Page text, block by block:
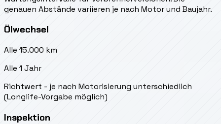
genauen Abstände variieren je nach Motor und Baujahr.
Ölwechsel
Alle 15.000 km
Alle 1 Jahr
Richtwert - je nach Motorisierung unterschiedlich
(Longlife-Vorgabe möglich)
Inspektion